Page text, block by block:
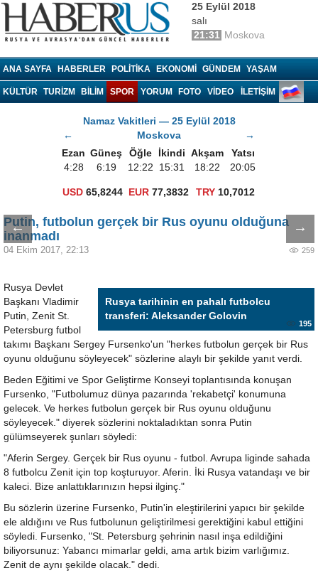
25 Eylül 2018
salı
21:31 Moskova
ANA SAYFA HABERLER POLITIKA EKONOMI GÜNDEM YAŞAM
KÜLTÜR TURIZM BILIM SPOR YORUM FOTO VIDEO İLETİŞİM
Namaz Vakitleri — 25 Eylül 2018
←
Moskova
→
Ezan Güneş Öğle İkindi Akşam
Yatsı
4:28
6:19 12:22 15:31 18:22 20:05
USD 65,8244 EUR 77,3832 TRY10,7012
← →
Putin, futbolun gerçek bir Rus oyunu olduğuna
inanmadı
04 Ekim 2017, 22:13 259
Rusya tarihinin en pahalı futbolcu
transferi: Aleksander Golovin
195
Rusya Devlet
Başkanı Vladimir
Putin, Zenit St.
Petersburg futbol
takımı Başkanı Sergey Fursenko'un "herkes futbolun gerçek bir Rus
oyunu olduğunu söyleyecek" sözlerine alaylı bir şekilde yanıt verdi.
Beden Eğitimi ve Spor Geliştirme Konseyi toplantısında konuşan
Fursenko, "Futbolumuz dünya pazarında 'rekabetçi' konumuna
gelecek. Ve herkes futbolun gerçek bir Rus oyunu olduğunu
söyleyecek." diyerek sözlerini noktaladıktan sonra Putin
gülümseyerek şunları söyledi:
"Aferin Sergey. Gerçek bir Rus oyunu - futbol. Avrupa liginde sahada
8 futbolcu Zenit için top koşturuyor. Aferin. İki Rusya vatandaşı ve bir
kaleci. Bize anlattıklarınızın hepsi ilginç."
Bu sözlerin üzerine Fursenko, Putin'in eleştirilerini yapıcı bir şekilde
ele aldığını ve Rus futbolunun geliştirilmesi gerektiğini kabul ettiğini
söyledi. Fursenko, "St. Petersburg şehrinin nasıl inşa edildiğini
biliyorsunuz: Yabancı mimarlar geldi, ama artık bizim varlığımız.
Zenit de aynı şekilde olacak." dedi.